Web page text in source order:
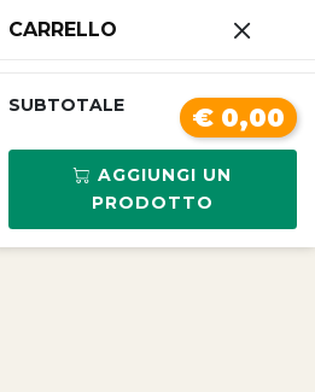
Chiamaci 3341210267
CARRELLO
SUBTOTALE € 0,00
AGGIUNGI UN
PRODOTTO